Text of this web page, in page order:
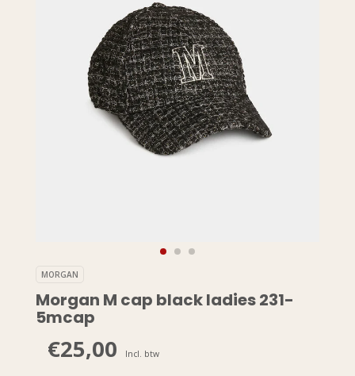
MORGAN
Morgan M cap black ladies 231-
5mcap
€25,00 Incl. btw